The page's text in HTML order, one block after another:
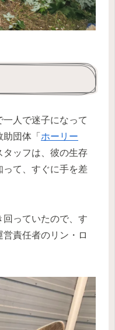
人で迷子になって
団体「 ホーリー
タッフは、彼の生存
って、すぐに手を差
回っていたので、す
責任者のリン・ロ